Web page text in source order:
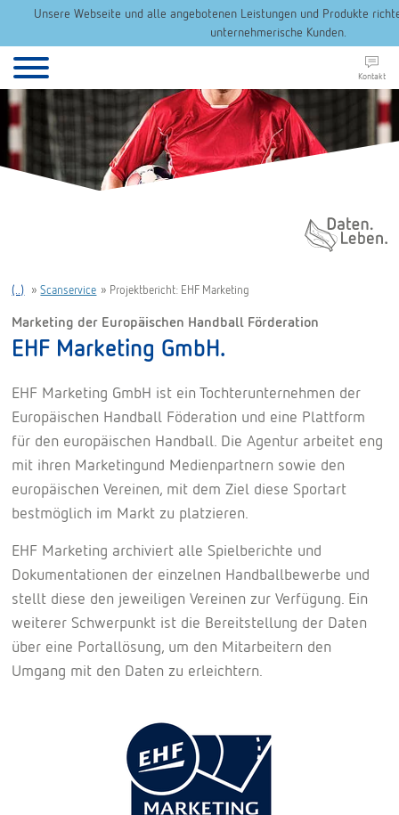
Unsere Webseite und alle angebotenen Leistungen und Produkte
unternehmerische Kunden.
Kontakt
Daten. Leben.
(..) »Scanservice » Projektbericht: EHF Marketing
Marketing der Europäischen Handball Förderation
EHF Marketing GmbH.
EHF Marketing GmbH ist ein Tochterunternehmen der
Europäischen Handball Föderation und eine Plattform
für den europäischen Handball. Die Agentur arbeitet eng
mit ihren Marketingund Medienpartnern sowie den
europäischen Vereinen, mit dem Ziel diese Sportart
bestmöglich im Markt zu platzieren.
EHF Marketing archiviert alle Spielberichte und
Dokumentationen der einzelnen Handballbewerbe und
stellt diese den jeweiligen Vereinen zur Verfügung. Ein
weiterer Schwerpunkt ist die Bereitstellung der Daten
über eine Portallösung, um den Mitarbeitern den
Umgang mit den Daten zu erleichtern.